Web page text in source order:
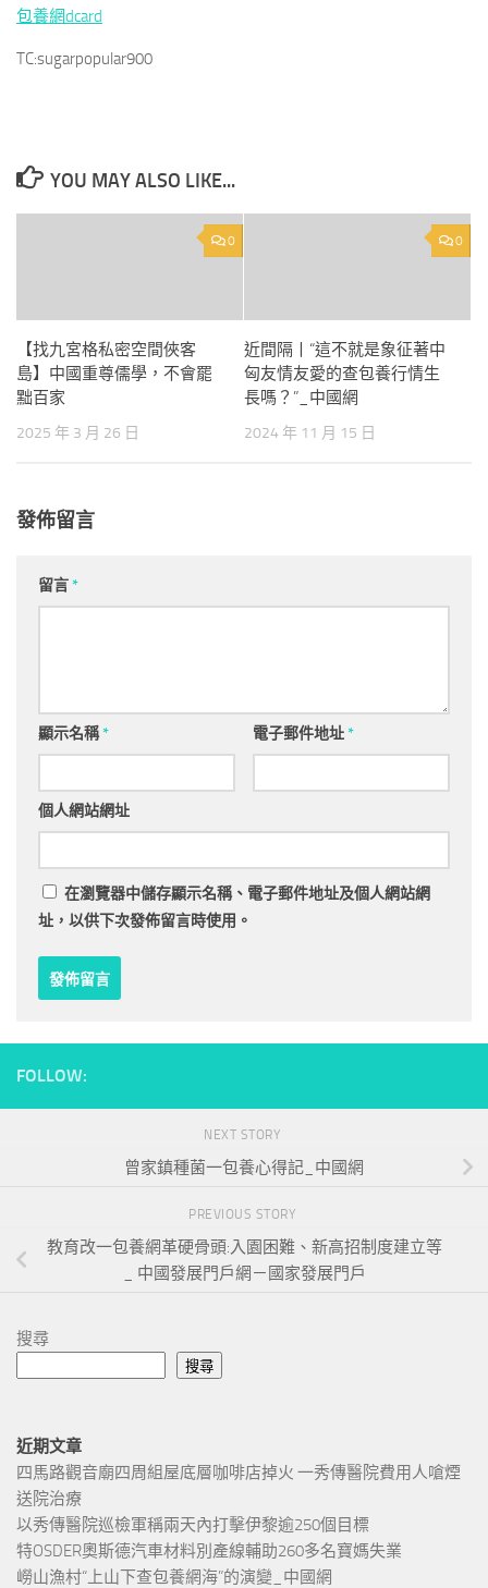
包養網dcard
TC:sugarpopular900
YOU MAY ALSO LIKE...
0
【找九宮格私密空間俠客
島】中國重尊儒學，不會罷
黜百家
2025 年 3 月 26 日
0
近間隔丨“這不就是象征著中
匈友情友愛的查包養行情生
長嗎？”_中國網
2024 年 11 月 15 日
發佈留言
留言*
顯示名稱* 電子郵件地址*
個人網站網址
在瀏覽器中儲存顯示名稱、電子郵件地址及個人網站網
址，以供下次發佈留言時使用。
FOLLOW:
NEXT STORY
曾家鎮種菌一包養心得記_中國網
PREVIOUS STORY
教育改一包養網革硬骨頭:入園困難、新高招制度建立等
_ 中國發展門戶網－國家發展門戶
搜尋
搜尋
近期文章
四馬路觀音廟四周組屋底層咖啡店掉火 一秀傳醫院費用人嗆煙
送院治療
以秀傳醫院巡檢軍稱兩天內打擊伊黎逾250個目標
特OSDER奧斯德汽車材料別產線輔助260多名寶媽失業
嶗山漁村“上山下查包養網海”的演變_中國網